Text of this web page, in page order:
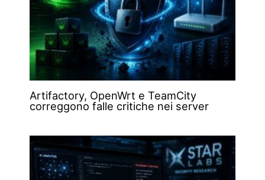
Artifactory, OpenWrt e TeamCity
correggono falle critiche nei server